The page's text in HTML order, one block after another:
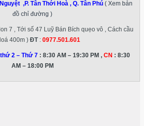
,P. Tân Thới Hoà , Q. Tân Phú ( Xem bản
đồ chỉ đường )
7 , Tới số 47 Luỹ Bán Bích quẹo vô , Cách cầu
400m ) ĐT: 0977.501.601
2 – Thứ 7: 8:30 AM – 19:30 PM , CN : 8:30
AM – 18:00 PM